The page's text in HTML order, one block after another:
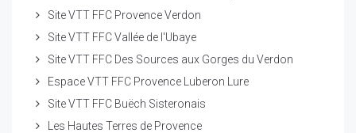
Site VTT FFC Provence Verdon
Site VTT FFC Vallée de l'Ubaye
Site VTT FFC Des Sources aux Gorges du Verdon
Espace VTT FFC Provence Luberon Lure
Site VTT FFC Buëch Sisteronais
Les Hautes Terres de Provence